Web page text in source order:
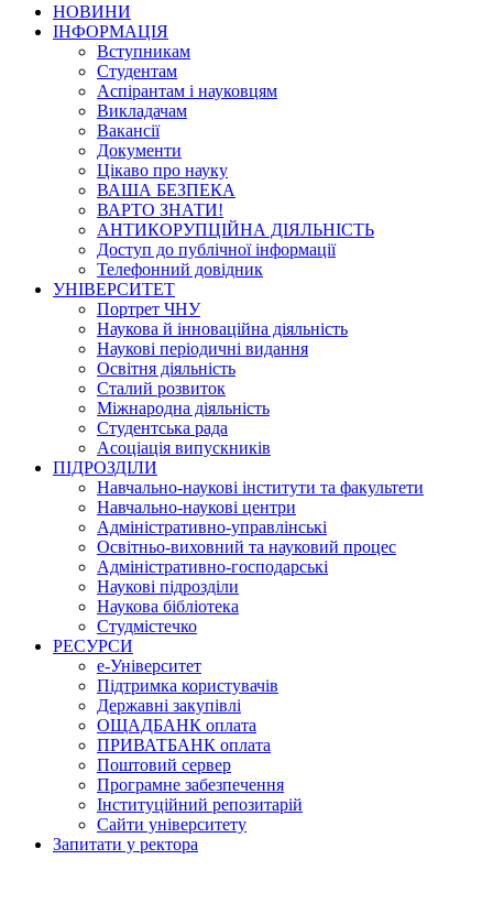
НОВИНИ
ІНФОРМАЦІЯ
Вступникам
Студентам
Аспірантам і науковцям
Викладачам
Вакансії
Документи
Цікаво про науку
ВАША БЕЗПЕКА
ВАРТО ЗНАТИ!
АНТИКОРУПЦІЙНА ДІЯЛЬНІСТЬ
Доступ до публічної інформації
Телефонний довідник
УНІВЕРСИТЕТ
Портрет ЧНУ
Наукова й інноваційна діяльність
Наукові періодичні видання
Освітня діяльність
Сталий розвиток
Міжнародна діяльність
Студентська рада
Асоціація випускників
ПІДРОЗДІЛИ
Навчально-наукові інститути та факультети
Навчально-наукові центри
Адміністративно-управлінські
Освітньо-виховний та науковий процес
Адміністративно-господарські
Наукові підрозділи
Наукова бібліотека
Студмістечко
РЕСУРСИ
е-Університет
Підтримка користувачів
Державні закупівлі
ОЩАДБАНК оплата
ПРИВАТБАНК оплата
Поштовий сервер
Програмне забезпечення
Інституційний репозитарій
Сайти університету
Запитати у ректора